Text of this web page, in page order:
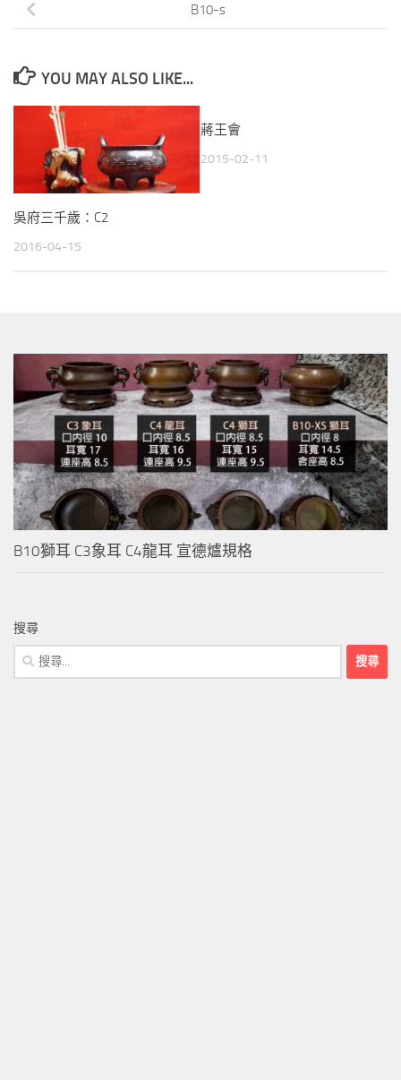
B10-s
YOU MAY ALSO LIKE...
吳府三千歲：C2
2016-04-15
蔣王會
2015-02-11
B10獅耳 C3象耳 C4龍耳 宣德爐規格
搜尋
搜
尋